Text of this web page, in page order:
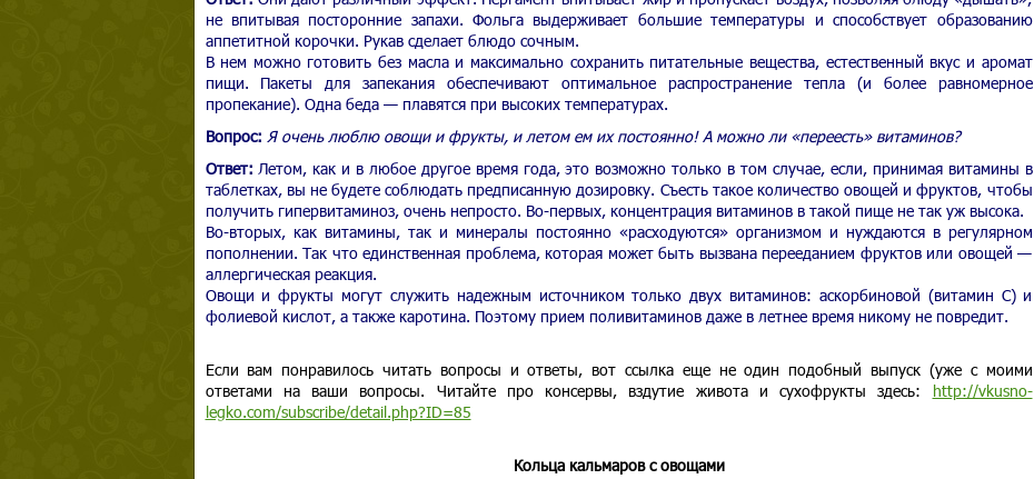
не впитывая посторонние запахи. Фольга выдерживает большие температуры и способствует образованию
аппетитной корочки. Рукав сделает блюдо сочным.
В нем можно готовить без масла и максимально сохранить питательные вещества, естественный вкус и аромат
пищи. Пакеты для запекания обеспечивают оптимальное распространение тепла (и более равномерное
пропекание). Одна беда — плавятся при высоких температурах.
Вопрос: Я очень люблю овощи и фрукты, и летом ем их постоянно! А можно ли «переесть» витаминов?
Ответ: Летом, как и в любое другое время года, это возможно только в том случае, если, принимая витамины в
таблетках, вы не будете соблюдать предписанную дозировку. Съесть такое количество овощей и фруктов, чтобы
получить гипервитаминоз, очень непросто. Во-первых, концентрация витаминов в такой пище не так уж высока.
Во-вторых, как витамины, так и минералы постоянно «расходуются» организмом и нуждаются в регулярном
пополнении. Так что единственная проблема, которая может быть вызвана перееданием фруктов или овощей —
аллергическая реакция.
Овощи и фрукты могут служить надежным источником только двух витаминов: аскорбиновой (витамин С) и
фолиевой кислот, а также каротина. Поэтому прием поливитаминов даже в летнее время никому не повредит.
Если вам понравилось читать вопросы и ответы, вот ссылка еще не один подобный выпуск (уже с моими
ответами на ваши вопросы. Читайте про консервы, вздутие живота и сухофрукты здесь: http://vkusno-
legko.com/subscribe/detail.php?ID=85
Кольца кальмаров с овощами